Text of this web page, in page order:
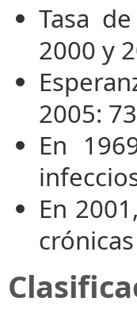
Tasa
2000 y
2005:
En
En